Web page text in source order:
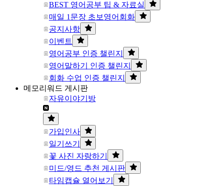
BEST 영어공부 팁 & 자료실
매일 1문장 초보영어회화
공지사항
이벤트
영어공부 인증 챌린지
영어말하기 인증 챌린지
회화 수업 인증 챌린지
메모리워드 게시판
자유이야기방
가입인사
일기쓰기
꽃 사진 자랑하기
미드/영드 추천 게시판
타임캡슐 열어보기